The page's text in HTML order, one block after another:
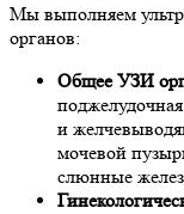
Мы выполняем
органов:
Общее УЗИ
и
мочевой
слюнные